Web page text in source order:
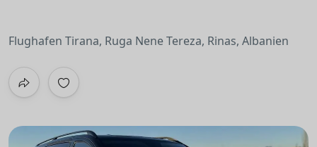
Flughafen Tirana, Ruga Nene Tereza, Rinas, Albanien